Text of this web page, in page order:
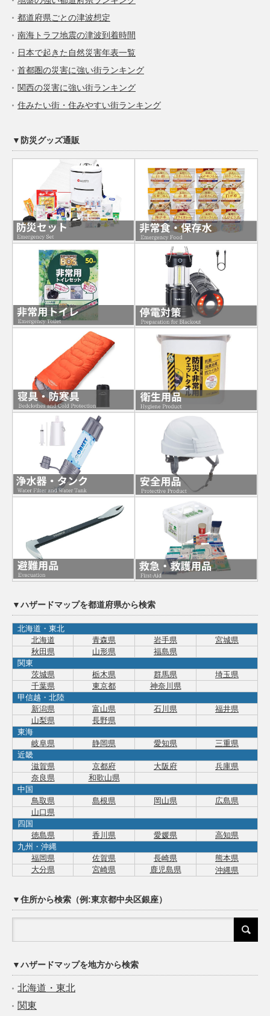
都道府県ごとの津波想定
南海トラフ地震の津波到着時間
日本で起きた自然災害年表一覧
首都圏の災害に強い街ランキング
関西の災害に強い街ランキング
住みたい街・住みやすい街ランキング
▼防災グッズ通販
▼ハザードマップを都道府県から検索
北海道・東北
北海道
青森県 岩手県
宮城県
秋田県
山形県
福島県
関東
茨城県
栃木県 群馬県
埼玉県
千葉県
東京都
神奈川県
甲信越・北陸
新潟県
富山県 石川県
福井県
山梨県
長野県
東海
岐阜県
静岡県 愛知県
三重県
近畿
滋賀県
京都府 大阪府
兵庫県
奈良県
和歌山県
中国
鳥取県
島根県 岡山県
広島県
山口県
四国
徳島県
香川県 愛媛県
高知県
九州・沖縄
福岡県
佐賀県 長崎県
熊本県
大分県
宮崎県 鹿児島県 沖縄県
▼住所から検索（例:東京都中央区銀座）
▼ハザードマップを地方から検索
北海道・東北
関東